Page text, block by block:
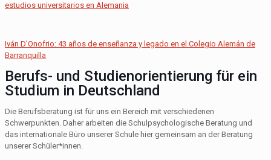
estudios universitarios en Alemania
Iván D’Onofrio: 43 años de enseñanza y legado en el Colegio Alemán de
Barranquilla
Berufs- und Studienorientierung für ein
Studium in Deutschland
Die Berufsberatung ist für uns ein Bereich mit verschiedenen
Schwerpunkten. Daher arbeiten die Schulpsychologische Beratung und
das internationale Büro unserer Schule hier gemeinsam an der Beratung
unserer Schüler*innen.